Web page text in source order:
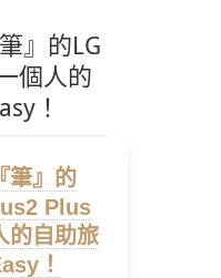
』的LG
個人的
！
筆』的
Plus
的自助旅
！